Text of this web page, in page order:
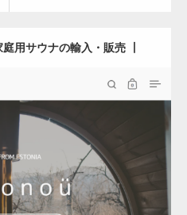
用サウナの輸入・販売 丨
2024.04.15